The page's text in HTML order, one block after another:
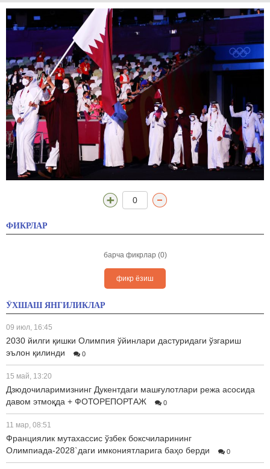
0
ФИКРЛАР
барча фикрлар (0)
фикр ёзиш
ЎХШАШ ЯНГИЛИКЛАР
09 июл, 16:45
2030 йилги қишки Олимпия ўйинлари дастуридаги ўзгариш
эълон қилинди
0
15 май, 13:20
Дзюдочиларимизнинг Дукентдаги машғулотлари режа асосида
давом этмоқда + ФОТОРЕПОРТАЖ
0
11 мар, 08:51
Франциялик мутахассис ўзбек боксчиларининг
Олимпиада-2028`даги имкониятларига баҳо берди
0